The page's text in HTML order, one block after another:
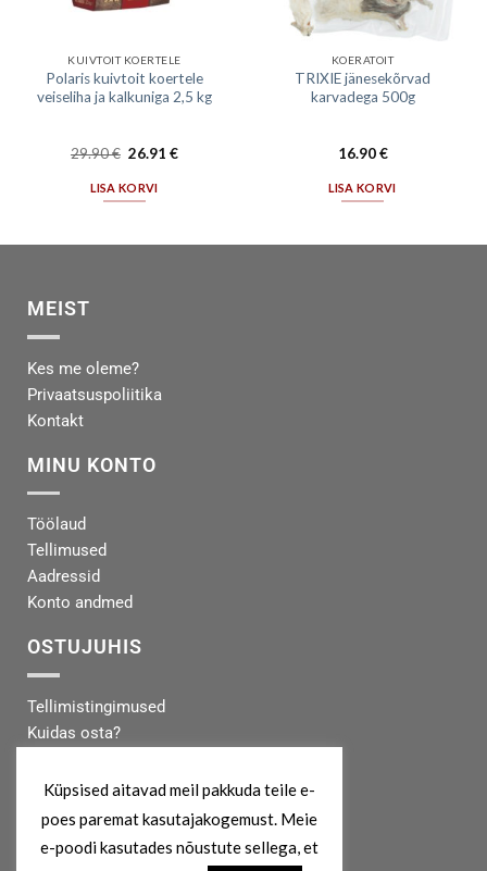
KUIVTOIT KOERTELE
Polaris kuivtoit koertele
veiseliha ja kalkuniga 2,5 kg
29.90€ 26.91€
LISA KORVI
KOERATOIT
TRIXIE jänesekõrvad
karvadega 500g
16.90€
LISA KORVI
MEIST
Kes me oleme?
Privaatsuspoliitika
Kontakt
MINU KONTO
Töölaud
Tellimused
Aadressid
Konto andmed
OSTUJUHIS
Tellimistingimused
Kuidas osta?
Tarneinfo
MEIST
Küpsised aitavad meil pakkuda teile e-
poes paremat kasutajakogemust. Meie
e-poodi kasutades nõustute sellega, et